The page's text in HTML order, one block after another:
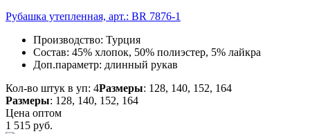
Рубашка утепленная, арт.: BR 7876-1
Производство: Турция
Состав: 45% хлопок, 50% полиэстер, 5% лайкра
Доп.параметр: длинный рукав
Кол-во штук в уп: 4Размеры: 128, 140, 152, 164
Размеры: 128, 140, 152, 164
Цена оптом
1 515 руб.